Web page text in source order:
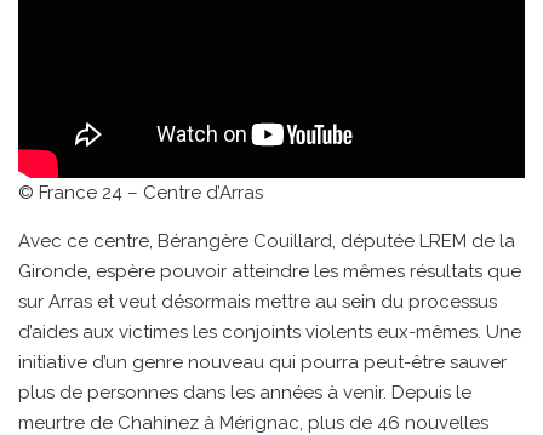
© France 24 – Centre d’Arras
Avec ce centre, Bérangère Couillard, députée LREM de la
Gironde, espère pouvoir atteindre les mêmes résultats que
sur Arras et veut désormais mettre au sein du processus
d’aides aux victimes les conjoints violents eux-mêmes. Une
initiative d’un genre nouveau qui pourra peut-être sauver
plus de personnes dans les années à venir. Depuis le
meurtre de Chahinez à Mérignac, plus de 46 nouvelles